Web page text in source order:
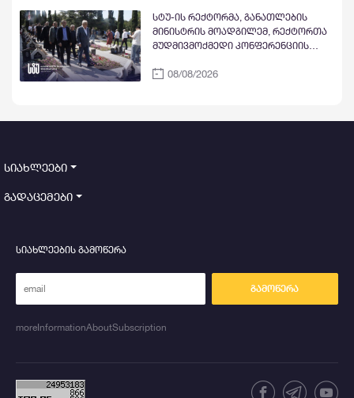
სტუ-ის რექტორმა, განათლების
მინისტრის მოადგილემ, რექტორთა
მუდმივმოქმედი კონფერენციის
რექტორებმა და სტუდენტებმა
08/08/2026
სიახლეები
გადაცემები
სიახლეების გამოწერა
გამოწერა
moreInformationAboutSubscription